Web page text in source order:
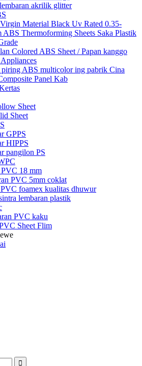
lembaran akrilik glitter
Material Black Uv Rated 0.35-
ABS Thermoforming Sheets Saka Plastik
Colored ABS Sheet / Papan kanggo
ABS multicolor ing pabrik Cina
Panel Kab
Sheet
Sheet
GPPS
HIPPS
pangilon PS
PVC 18 mm
PVC 5mm coklat
foamex kualitas dhuwur
lembaran plastik
PVC kaku
Sheet Flim